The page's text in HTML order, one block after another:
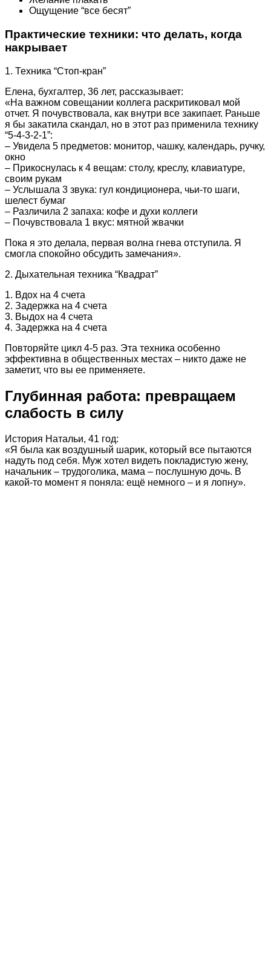
Ощущение “все бесят”
Практические техники: что делать, когда
накрывает
1. Техника “Стоп-кран”
Елена, бухгалтер, 36 лет, рассказывает:
«На важном совещании коллега раскритиковал мой
отчет. Я почувствовала, как внутри все закипает. Раньше
я бы закатила скандал, но в этот раз применила технику
“5-4-3-2-1”:
– Увидела 5 предметов: монитор, чашку, календарь, ручку,
окно
– Прикоснулась к 4 вещам: столу, креслу, клавиатуре,
своим рукам
– Услышала 3 звука: гул кондиционера, чьи-то шаги,
шелест бумаг
– Различила 2 запаха: кофе и духи коллеги
– Почувствовала 1 вкус: мятной жвачки
Пока я это делала, первая волна гнева отступила. Я
смогла спокойно обсудить замечания».
2. Дыхательная техника “Квадрат”
1. Вдох на 4 счета
2. Задержка на 4 счета
3. Выдох на 4 счета
4. Задержка на 4 счета
Повторяйте цикл 4-5 раз. Эта техника особенно
эффективна в общественных местах – никто даже не
заметит, что вы ее применяете.
Глубинная работа: превращаем
слабость в силу
История Натальи, 41 год:
«Я была как воздушный шарик, который все пытаются
надуть под себя. Муж хотел видеть покладистую жену,
начальник – трудоголика, мама – послушную дочь. В
какой-то момент я поняла: ещё немного – и я лопну».